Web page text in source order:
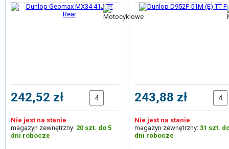
242,52 zł
Nie jest na stanie
magazyn zewnętrzny: 20 szt. do 5
dni robocze
243,88 zł
Nie jest na stanie
magazyn zewnętrzny: 31 szt.
dni robocze